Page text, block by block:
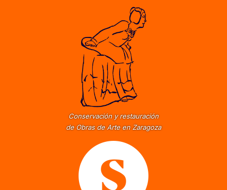
Conservación y restauración
de Obras de Arte en Zaragoza